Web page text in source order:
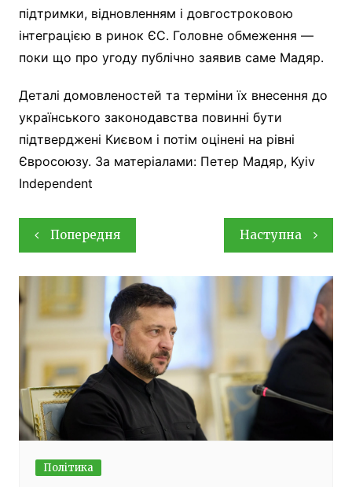
підтримки, відновленням і довгостроковою
інтеграцією в ринок ЄС. Головне обмеження —
поки що про угоду публічно заявив саме Мадяр.
Деталі домовленостей та терміни їх внесення до
українського законодавства повинні бути
підтверджені Києвом і потім оцінені на рівні
Євросоюзу. За матеріалами: Петер Мадяр, Kyiv
Independent
Навігація
записів
Попередня Наступна
Політика